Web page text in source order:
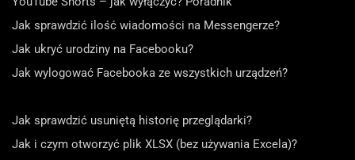
Jak sprawdzić ilość wiadomości na Messengerze?
Jak ukryć urodziny na Facebooku?
Jak wylogować Facebooka ze wszystkich urządzeń?
Jak sprawdzić usuniętą historię przeglądarki?
Jak i czym otworzyć plik XLSX (bez używania Excela)?